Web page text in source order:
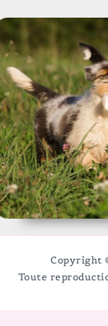
Copyright
Toute